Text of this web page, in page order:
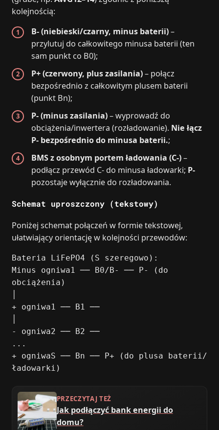
kolejnością:
B- (niebieski/czarny, minus baterii)–
przylutuj do całkowitego minusa baterii (ten
sam punkt co B0);
P+ (czerwony, plus zasilania)– połącz
bezpośrednio z całkowitym plusem baterii
(punkt Bn);
P- (minus zasilania)– wyprowadź do
obciążenia/inwertera (rozładowanie). Nie łącz
P- bezpośrednio do minusa baterii.;
BMS z osobnym portem ładowania (C-)–
podłącz przewód C- do minusa ładowarki; P-
pozostaje wyłącznie do rozładowania.
Schemat uproszczony (tekstowy)
Poniżej schemat połączeń w formie tekstowej,
ułatwiający orientację w kolejności przewodów:
Bateria LiFePO4 (S szeregowo):
Minus ogniwa1 ── B0/B- ── P- (do
obciążenia)
+ ogniwa1 ── B1 ──
- ogniwa2 ── B2 ──
...
+ ogniwaS ── Bn ── P+ (do plusa baterii/
ładowarki)
PRZECZYTAJ TEŻ
Jak podłączyć bank energii do
domu?